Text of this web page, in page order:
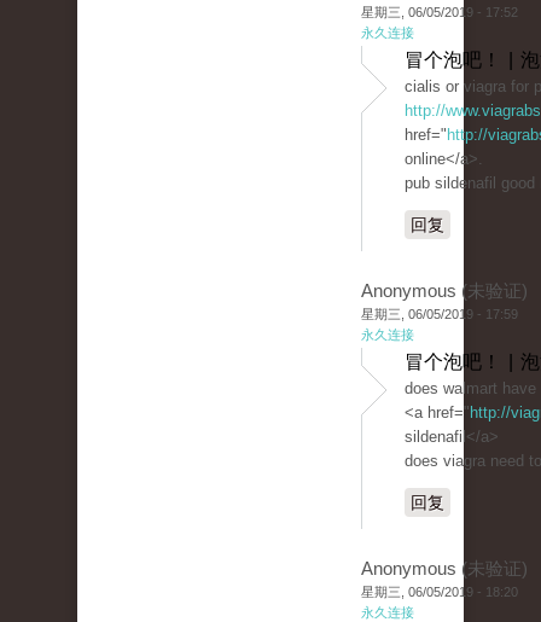
星期三, 06/05/2019 - 17:52
永久连接
冒个泡吧！ |
cialis or viagra for
http://
href=" http://
online</a>.
pub sildenafil good
回复
Anonymous (未验证)
星期三, 06/05/2019 - 17:59
永久连接
冒个泡吧！ |
does walmart
<a href=" http://
sildenafil</a>
does viagra need
回复
Anonymous (未验证)
星期三, 06/05/2019 - 18:20
永久连接